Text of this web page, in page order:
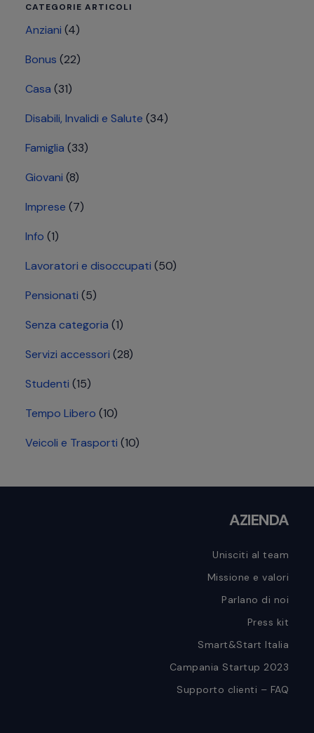
CATEGORIE ARTICOLI
Anziani (4)
Bonus (22)
Casa (31)
Disabili, Invalidi e Salute (34)
Famiglia (33)
Giovani (8)
Imprese (7)
Info (1)
Lavoratori e disoccupati (50)
Pensionati (5)
Senza categoria (1)
Servizi accessori (28)
Studenti (15)
Tempo Libero (10)
Veicoli e Trasporti (10)
AZIENDA
Unisciti al team
Missione e valori
Parlano di noi
Press kit
Smart&Start Italia
Campania Startup 2023
Supporto clienti – FAQ